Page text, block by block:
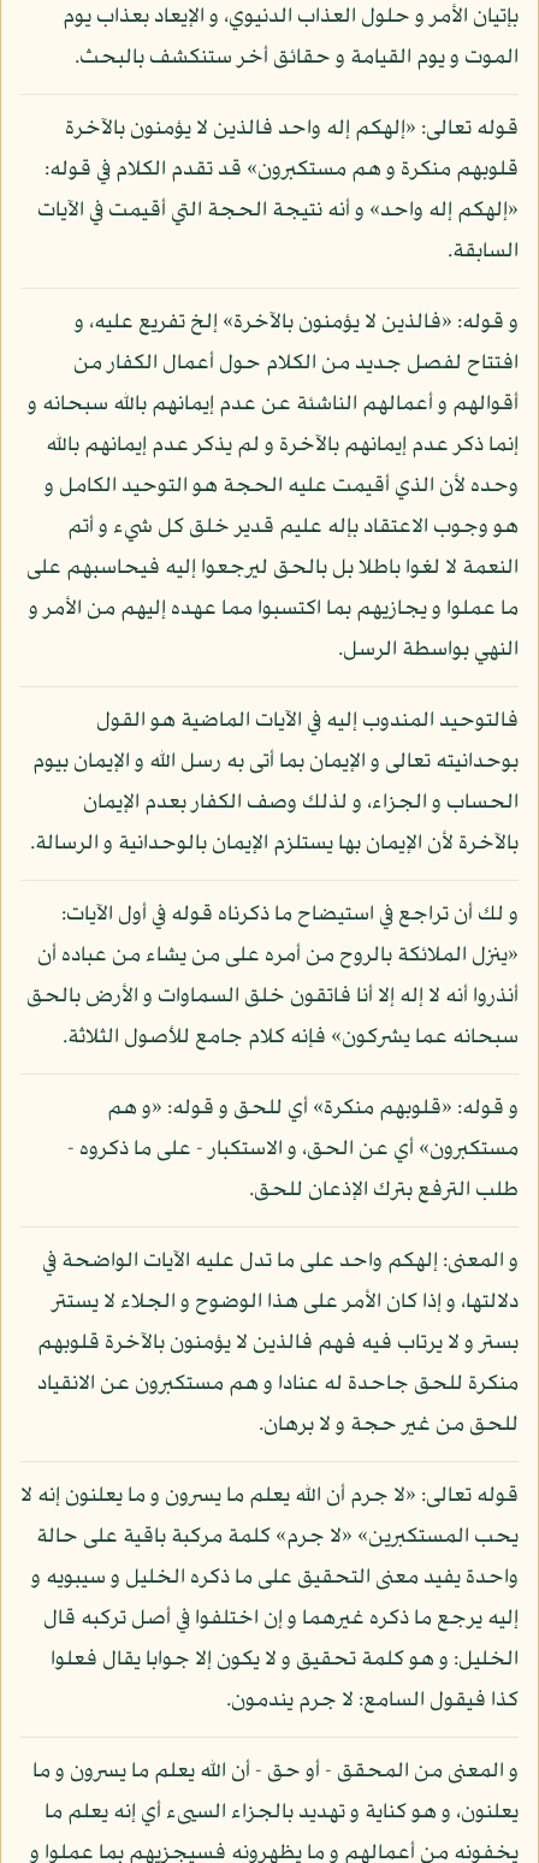
بإتيان الأمر و حلول العذاب الدنيوي، و الإيعاد بعذاب يوم
الموت و يوم القيامة و حقائق أخر ستنكشف بالبحث.
قوله تعالى: «إلهكم إله واحد فالذين لا يؤمنون بالآخرة
قلوبهم منكرة و هم مستكبرون» قد تقدم الكلام في قوله:
«إلهكم إله واحد» و أنه نتيجة الحجة التي أقيمت في الآيات
السابقة.
و قوله: «فالذين لا يؤمنون بالآخرة» إلخ تفريع عليه، و
افتتاح لفصل جديد من الكلام حول أعمال الكفار من
أقوالهم و أعمالهم الناشئة عن عدم إيمانهم بالله سبحانه و
إنما ذكر عدم إيمانهم بالآخرة و لم يذكر عدم إيمانهم بالله
وحده لأن الذي أقيمت عليه الحجة هو التوحيد الكامل و
هو وجوب الاعتقاد بإله عليم قدير خلق كل شيء و أتم
النعمة لا لغوا باطلا بل بالحق ليرجعوا إليه فيحاسبهم على
ما عملوا و يجازيهم بما اكتسبوا مما عهده إليهم من الأمر و
النهي بواسطة الرسل.
فالتوحيد المندوب إليه في الآيات الماضية هو القول
بوحدانيته تعالى و الإيمان بما أتى به رسل الله و الإيمان بيوم
الحساب و الجزاء، و لذلك وصف الكفار بعدم الإيمان
بالآخرة لأن الإيمان بها يستلزم الإيمان بالوحدانية و الرسالة.
و لك أن تراجع في استيضاح ما ذكرناه قوله في أول الآيات:
«ينزل الملائكة بالروح من أمره على من يشاء من عباده أن
أنذروا أنه لا إله إلا أنا فاتقون خلق السماوات و الأرض بالحق
سبحانه عما يشركون» فإنه كلام جامع للأصول الثلاثة.
و قوله: «قلوبهم منكرة» أي للحق و قوله: «و هم
مستكبرون» أي عن الحق، و الاستكبار - على ما ذكروه -
طلب الترفع بترك الإذعان للحق.
و المعنى: إلهكم واحد على ما تدل عليه الآيات الواضحة في
دلالتها، و إذا كان الأمر على هذا الوضوح و الجلاء لا يستتر
بستر و لا يرتاب فيه فهم فالذين لا يؤمنون بالآخرة قلوبهم
منكرة للحق جاحدة له عنادا و هم مستكبرون عن الانقياد
للحق من غير حجة و لا برهان.
قوله تعالى: «لا جرم أن الله يعلم ما يسرون و ما يعلنون إنه لا
يحب المستكبرين» «لا جرم» كلمة مركبة باقية على حالة
واحدة يفيد معنى التحقيق على ما ذكره الخليل و سيبويه و
إليه يرجع ما ذكره غيرهما و إن اختلفوا في أصل تركبه قال
الخليل: و هو كلمة تحقيق و لا يكون إلا جوابا يقال فعلوا
كذا فيقول السامع: لا جرم يندمون.
و المعنى من المحقق - أو حق - أن الله يعلم ما يسرون و ما
يعلنون، و هو كناية و تهديد بالجزاء السيىء أي إنه يعلم ما
يخفونه من أعمالهم و ما يظهرونه فسيجزيهم بما عملوا و